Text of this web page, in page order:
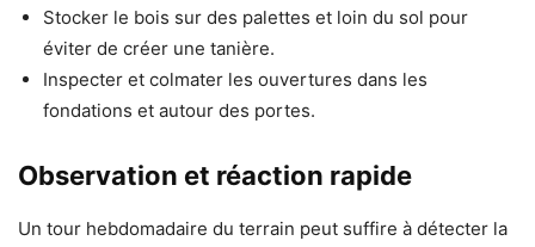
Stocker le bois sur des palettes et loin du sol pour
éviter de créer une tanière.
Inspecter et colmater les ouvertures dans les
fondations et autour des portes.
Observation et réaction rapide
Un tour hebdomadaire du terrain peut suffire à détecter la